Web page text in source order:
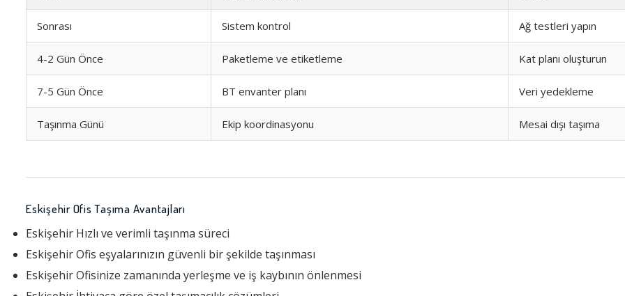
Sonrası Sistem kontrol Ağ testleri yapın
4-2 Gün Önce Paketleme ve etiketleme Kat planı oluşturun
7-5 Gün Önce BT envanter planı Veri yedekleme
Taşınma Günü Ekip koordinasyonu Mesai dışı taşıma
Eskişehir Ofis Taşıma Avantajları
Eskişehir Hızlı ve verimli taşınma süreci
Eskişehir Ofis eşyalarınızın güvenli bir şekilde taşınması
Eskişehir Ofisinize zamanında yerleşme ve iş kaybının önlenmesi